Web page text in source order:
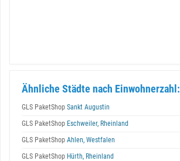
Ähnliche Städte nach Einwohnerzahl:
GLS PaketShop Sankt Augustin
GLS PaketShop Eschweiler, Rheinland
GLS PaketShop Ahlen, Westfalen
GLS PaketShop Hürth, Rheinland